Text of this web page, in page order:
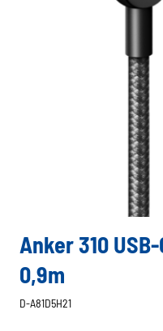
Anker 310
0,9m
D-A81D5H21